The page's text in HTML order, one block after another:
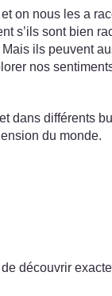
on nous les a
s’ils sont bien
ils peuvent
nos
dans différents
du monde.
découvrir